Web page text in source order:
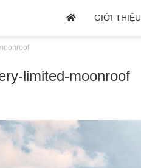
GIỚI THIỆU
limited-moonroof